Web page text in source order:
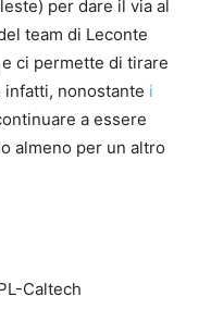
per dare il via al
team di Leconte
ci permette di tirare
infatti, nonostante i
a essere
almeno per un altro
Caltech